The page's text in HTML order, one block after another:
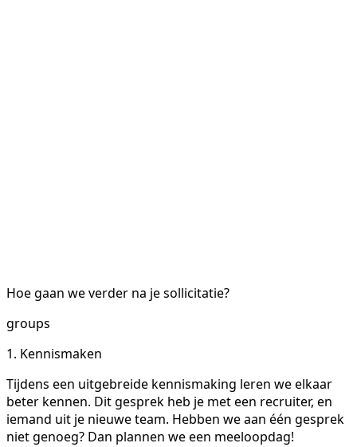
Hoe gaan we verder na je sollicitatie?
groups
1. Kennismaken
Tijdens een uitgebreide kennismaking leren we elkaar
beter kennen. Dit gesprek heb je met een recruiter, en
iemand uit je nieuwe team. Hebben we aan één gesprek
niet genoeg? Dan plannen we een meeloopdag!